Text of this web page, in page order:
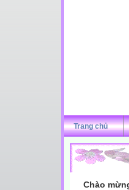
Trang chủ
Chào